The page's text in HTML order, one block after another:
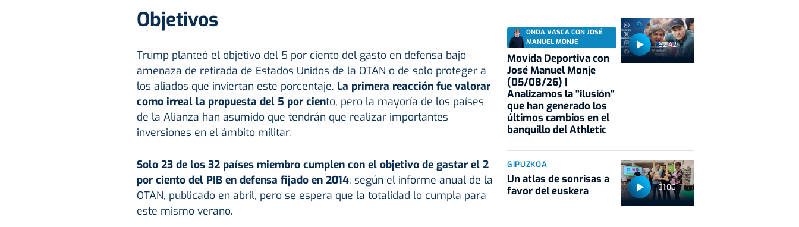
Objetivos
Trump planteó el objetivo del 5 por ciento del gasto en defensa bajo
amenaza de retirada de Estados Unidos de la OTAN o de solo proteger a
los aliados que inviertan este porcentaje. La primera reacción fue valorar
como irreal la propuesta del 5 por ciento, pero la mayoría de los países
de la Alianza han asumido que tendrán que realizar importantes
inversiones en el ámbito militar.
Solo 23 de los 32 países miembro cumplen con el objetivo de gastar el 2
por ciento del PIB en defensa fijado en 2014, según el informe anual de la
OTAN, publicado en abril, pero se espera que la totalidad lo cumpla para
este mismo verano.
52:42
ONDA VASCA CON JOSÉ
MANUEL MONJE
Movida Deportiva con
José Manuel Monje
(05/08/26) |
Analizamos la "ilusión"
que han generado los
últimos cambios en el
banquillo del Athletic
01:06
GIPUZKOA
Un atlas de sonrisas a
favor del euskera